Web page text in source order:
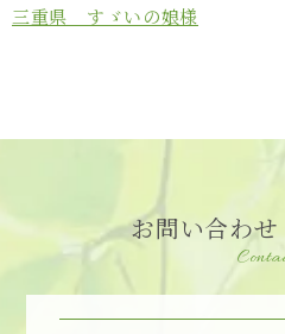
三重県 すゞいの娘様
お問い合わ